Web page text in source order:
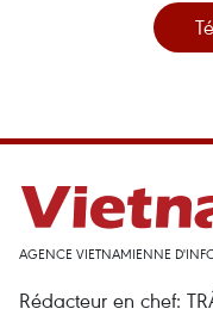
AGENCE VIETNAMIENNE
Rédacteur en chef: